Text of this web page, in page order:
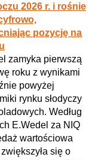
2026 r. i rośnie
pozycję na
zamyka pierwszą
roku z wynikami
powyżej
rynku słodyczy
Według
E.Wedel za NIQ
wartościowa
się o